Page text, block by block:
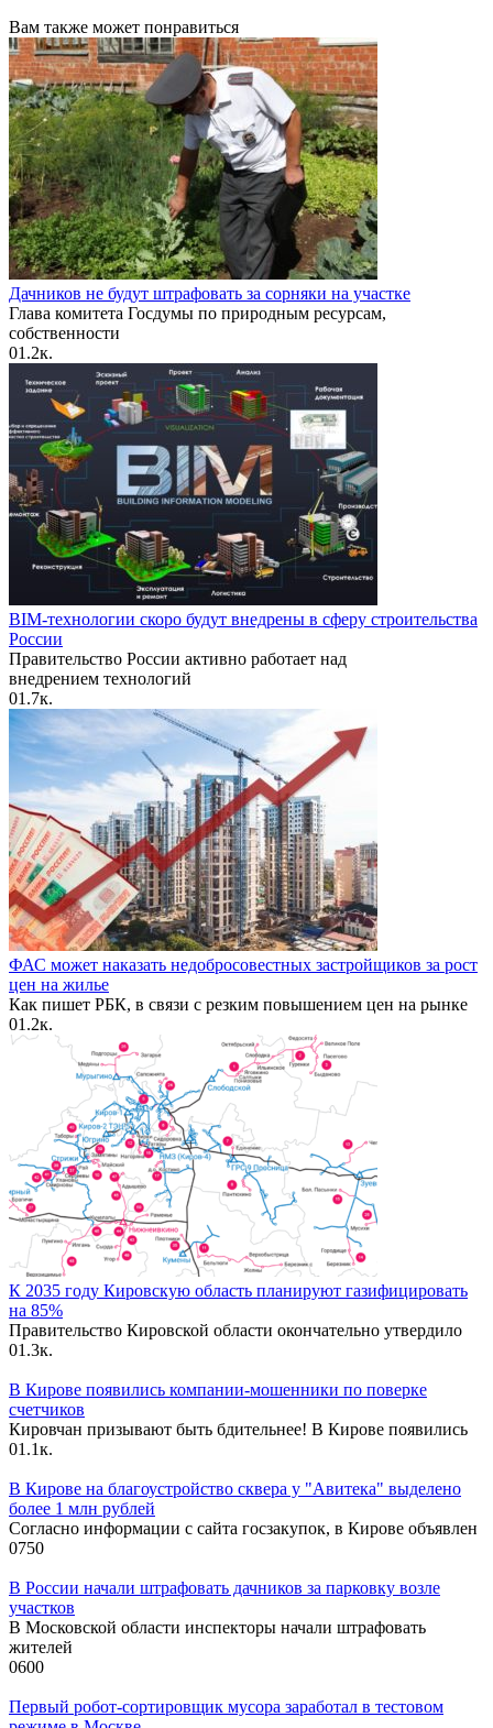
Вам также может понравиться
Дачников не будут штрафовать за сорняки на участке
Глава комитета Госдумы по природным ресурсам,
собственности
01.2к.
BIM-технологии скоро будут внедрены в сферу строительства
России
Правительство России активно работает над
внедрением технологий
01.7к.
ФАС может наказать недобросовестных застройщиков за рост
цен на жилье
Как пишет РБК, в связи с резким повышением цен на рынке
01.2к.
К 2035 году Кировскую область планируют газифицировать
на 85%
Правительство Кировской области окончательно утвердило
01.3к.
В Кирове появились компании-мошенники по поверке
счетчиков
Кировчан призывают быть бдительнее! В Кирове появились
01.1к.
В Кирове на благоустройство сквера у "Авитека" выделено
более 1 млн рублей
Согласно информации с сайта госзакупок, в Кирове объявлен
0750
В России начали штрафовать дачников за парковку возле
участков
В Московской области инспекторы начали штрафовать
жителей
0600
Первый робот-сортировщик мусора заработал в тестовом